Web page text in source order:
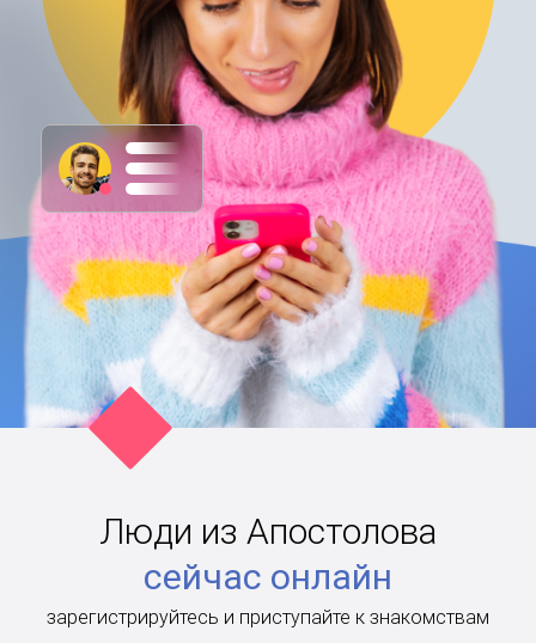
Люди из Апостолова
сейчас онлайн
зарегистрируйтесь и приступайте к знакомствам